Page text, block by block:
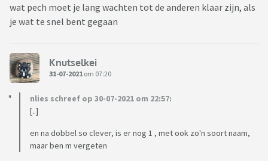
wat pech moet je lang wachten tot de anderen klaar zijn, als
je wat te snel bent gegaan
Knutselkei
31-07-2021 om 07:20
nlies schreef op 30-07-2021 om 22:57:
[..]
en na dobbel so clever, is er nog 1 , met ook zo'n soort naam,
maar ben m vergeten